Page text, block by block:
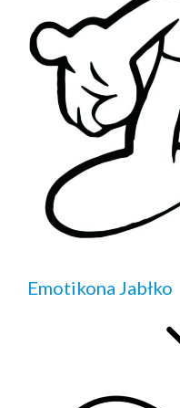
Emotikona Jabłko